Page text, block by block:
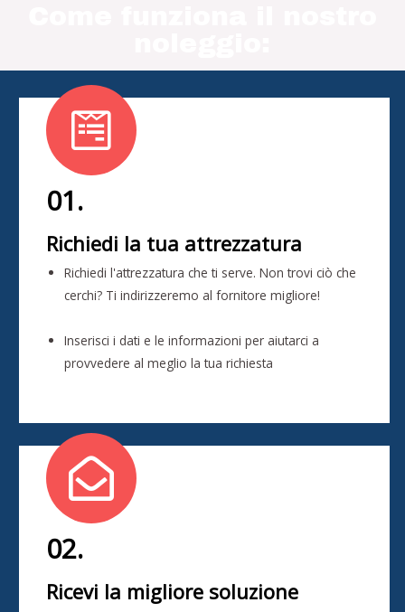
01.
Richiedi la tua attrezzatura
Richiedi l'attrezzatura che ti serve. Non trovi ciò che
cerchi? Ti indirizzeremo al fornitore migliore!
Inserisci i dati e le informazioni per aiutarci a
provvedere al meglio la tua richiesta
02.
Ricevi la migliore soluzione